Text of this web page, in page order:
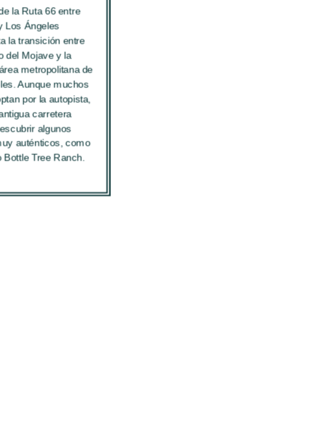
la Ruta 66 entre
Los Ángeles
la transición entre
del Mojave y la
metropolitana de
Aunque muchos
por la autopista,
carretera
algunos
auténticos, como
Bottle Tree Ranch.